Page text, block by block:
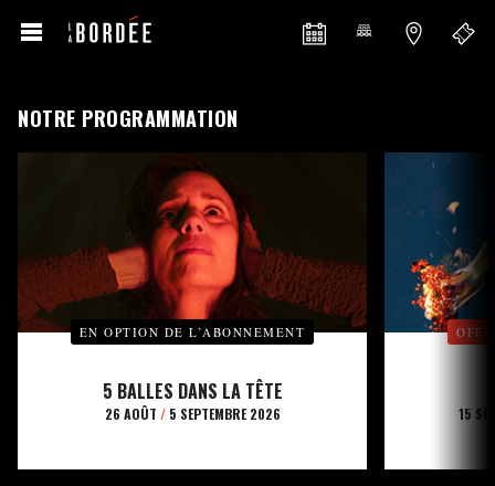
NOTRE PROGRAMMATION
EN OPTION DE L’ABONNEMENT
5 BALLES DANS LA TÊTE
26 AOÛT /5 SEPTEMBRE 2026 15